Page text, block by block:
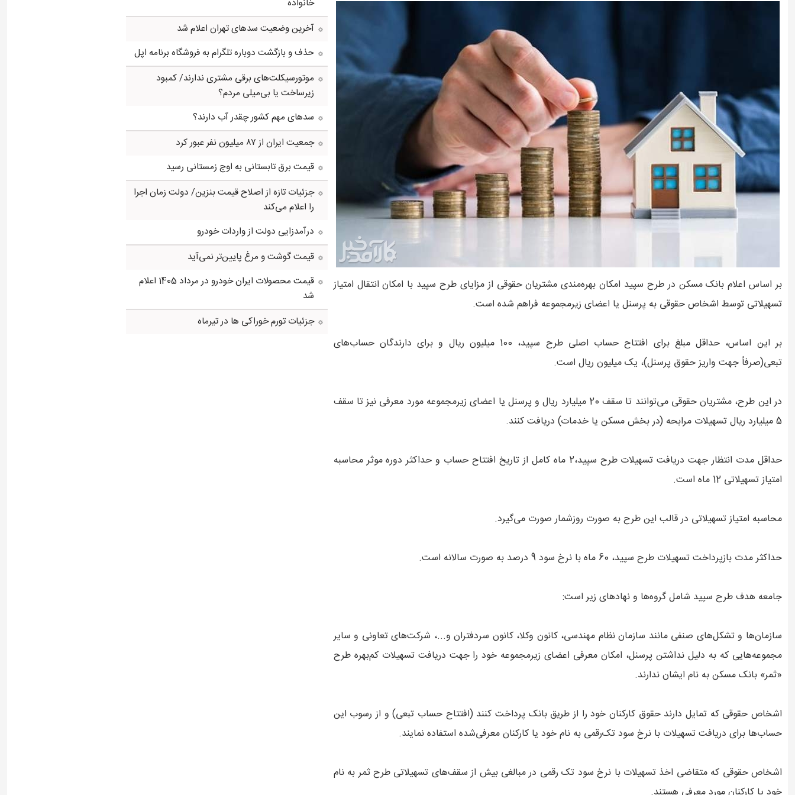
بر اساس اعلام بانک مسکن در طرح سپید امکان بهره‌مندی مشتریان حقوقی از مزایای طرح سپید با امکان انتقال امتیاز
تسهیلاتی توسط اشخاص حقوقی به پرسنل یا اعضای زیرمجموعه فراهم شده است.
بر این اساس، حداقل مبلغ برای افتتاح حساب اصلی طرح سپید، 100 میلیون ریال و برای دارندگان حساب‌های
تبعی(صرفاً جهت واریز حقوق پرسنل)، یک میلیون ریال است.
در این طرح، مشتریان حقوقی می‌توانند تا سقف 20 میلیارد ریال و پرسنل یا اعضای زیرمجموعه مورد معرفی نیز تا سقف
5 میلیارد ریال تسهیلات مرابحه (در بخش مسکن یا خدمات) دریافت کنند.
حداقل مدت انتظار جهت دریافت تسهیلات طرح سپید،2 ماه کامل از تاریخ افتتاح حساب و حداکثر دوره موثر محاسبه
امتیاز تسهیلاتی 12 ماه است.
محاسبه امتیاز تسهیلاتی در قالب این طرح به صورت روزشمار صورت می‌گیرد.
حداکثر مدت بازپرداخت تسهیلات طرح سپید، 60 ماه با نرخ سود 9 درصد به صورت سالانه است.
جامعه هدف طرح سپید شامل گروه‌ها و نهادهای زیر است:
سازمان‌ها و تشکل‌های صنفی مانند سازمان نظام مهندسی، کانون وکلا، کانون سردفتران و...، شرکت‌های تعاونی و سایر
مجموعه‌هایی که به دلیل نداشتن پرسنل، امکان معرفی اعضای زیرمجموعه خود را جهت دریافت تسهیلات کم‌بهره طرح
«ثمر» بانک مسکن به نام ایشان ندارند.
اشخاص حقوقی که تمایل دارند حقوق کارکنان خود را از طریق بانک پرداخت کنند (افتتاح حساب تبعی) و از رسوب این
حساب‌ها برای دریافت تسهیلات با نرخ سود تک‌رقمی به نام خود یا کارکنان معرفی‌شده استفاده نمایند.
اشخاص حقوقی که متقاضی اخذ تسهیلات با نرخ سود تک رقمی در مبالغی بیش از سقف‌های تسهیلاتی طرح ثمر به نام
خانواده
آخرین وضعیت سدهای تهران اعلام شد
حذف و بازگشت دوباره تلگرام به فروشگاه برنامه اپل
موتورسیکلت‌های برقی مشتری ندارند/ کمبود
زیرساخت یا بی‌میلی مردم؟
سدهای مهم کشور چقدر آب دارند؟
جمعیت ایران از ۸۷ میلیون نفر عبور کرد
قیمت برق تابستانی به اوج زمستانی رسید
جزئیات تازه از اصلاح قیمت بنزین/ دولت زمان اجرا
را اعلام می‌کند
درآمدزایی دولت از واردات خودرو
قیمت گوشت و مرغ پایین‌تر نمی‌آید
قیمت محصولات ایران خودرو در مرداد 1405 اعلام
شد
جزئیات تورم خوراکی ها در تیرماه